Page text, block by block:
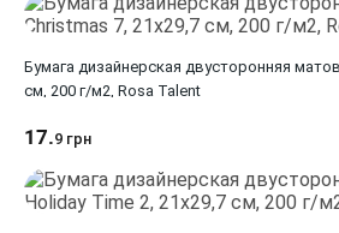
Бумага дизайнерская двусторонняя
см, 200 г/м2, Rosa Talent
17.9 грн